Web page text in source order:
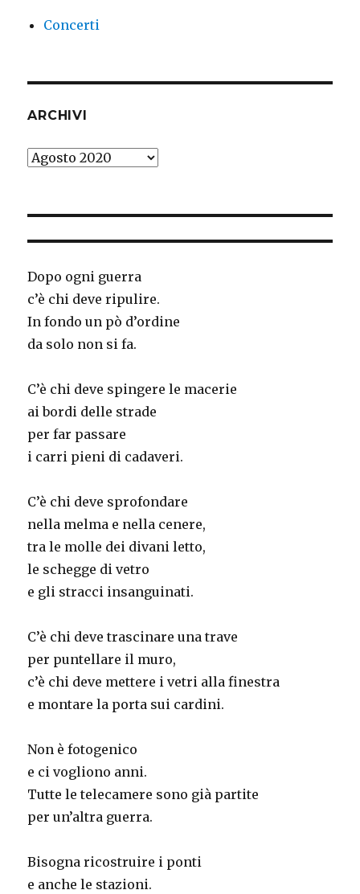
Concerti
ARCHIVI
Archivi
Dopo ogni guerra
c’è chi deve ripulire.
In fondo un pò d’ordine
da solo non si fa.
C’è chi deve spingere le macerie
ai bordi delle strade
per far passare
i carri pieni di cadaveri.
C’è chi deve sprofondare
nella melma e nella cenere,
tra le molle dei divani letto,
le schegge di vetro
e gli stracci insanguinati.
C’è chi deve trascinare una trave
per puntellare il muro,
c’è chi deve mettere i vetri alla finestra
e montare la porta sui cardini.
Non è fotogenico
e ci vogliono anni.
Tutte le telecamere sono già partite
per un’altra guerra.
Bisogna ricostruire i ponti
e anche le stazioni.